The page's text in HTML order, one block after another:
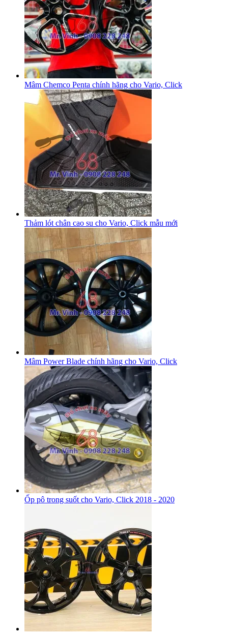
Mâm Chemco Penta chính hãng cho Vario, Click
Thảm lót chân cao su cho Vario, Click mẫu mới
Mâm Power Blade chính hãng cho Vario, Click
Ốp pô trong suốt cho Vario, Click 2018 - 2020